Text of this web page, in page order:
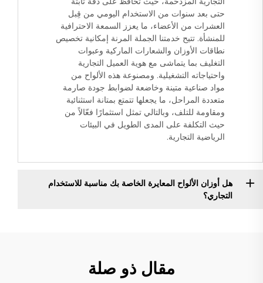
حتى بعد سنوات من الاستخدام اليومي من قِبل
العشرات من الأعضاء، ما يعزز السمعة الاحترافية
للمنشأة. تتيح خدمتنا الجملة المرنة إمكانية تخصيص
نطاقات الأوزان والشعارات الماركية وعبوات
التغليف بما يتماشى مع هوية العميل التجارية
واحتياجاته التشغيلية. ومصنوعة هذه الألواح من
مواد صناعية متينة وخاضعة لضوابط جودة صارمة
متعددة المراحل، ما يجعلها تتمتع بمتانة استثنائية
ومقاومة للتلف، وبالتالي تمثل استثمارًا فعّالاً من
حيث التكلفة على المدى الطويل في البيئات
الرياضية التجارية.
هل أوزان الألواح المعايرة الخاصة بك مناسبة للاستخدام
التجاري؟
مقال ذو صلة